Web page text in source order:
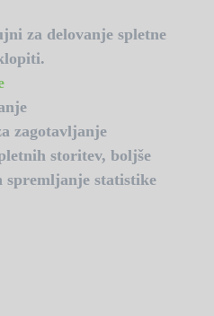
za delovanje spletne
zagotavljanje
storitev, boljše
spremljanje statistike